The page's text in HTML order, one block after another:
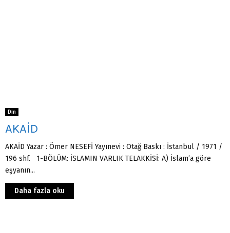
Din
AKAİD
AKAİD Yazar : Ömer NESEFİ Yayınevi : Otağ Baskı : İstanbul / 1971 /
196 shf. 1-BÖLÜM: İSLAMIN VARLIK TELAKKİSİ: A) İslam’a göre
eşyanın...
Daha fazla oku